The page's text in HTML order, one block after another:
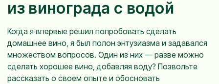
из винограда с водой
Когда я впервые решил попробовать сделать
домашнее вино, я был полон энтузиазма и задавался
множеством вопросов. Один из них — разве можно
сделать хорошее вино, добавляя воду? Позвольте
рассказать о своем опыте и обосновать